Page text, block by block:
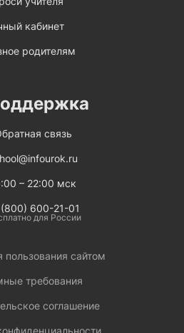
кабинет
родителям
связь
– 22:00 мск
600-21-01
для России
пользования сайтом
требования
соглашение